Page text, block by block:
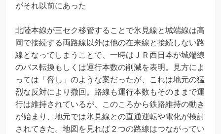
がそれ以前にあった
北陸本線が三セク移管することで氷見線と城端線は高
岡で接続する両路線以外は他の在来線と接続しない路
線となってしまうことで、一時はＪＲ西日本が城端線
のバス転換もしくは運行本数の削減を表明。見方によ
っては「脅し」のような案だったが、これは地元の猛
烈な反対により撤回。路線も運行本数もそのままで運
行は維持されているが、このころから鉄路維持の動き
が始まり、地元では氷見線との直通運転や電化が検討
されてきた。地図を見れば２つの路線はつながってい